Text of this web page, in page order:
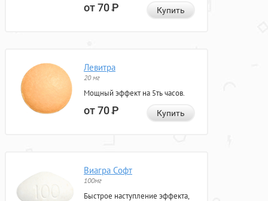
от 70Р Купить
Левитра
20 мг
Мощный эффект на 5ть часов.
от 70Р Купить
Виагра Софт
100мг
Быстрое наступление эффекта,